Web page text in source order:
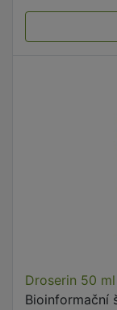
Droserin 50 ml
Bioinformační